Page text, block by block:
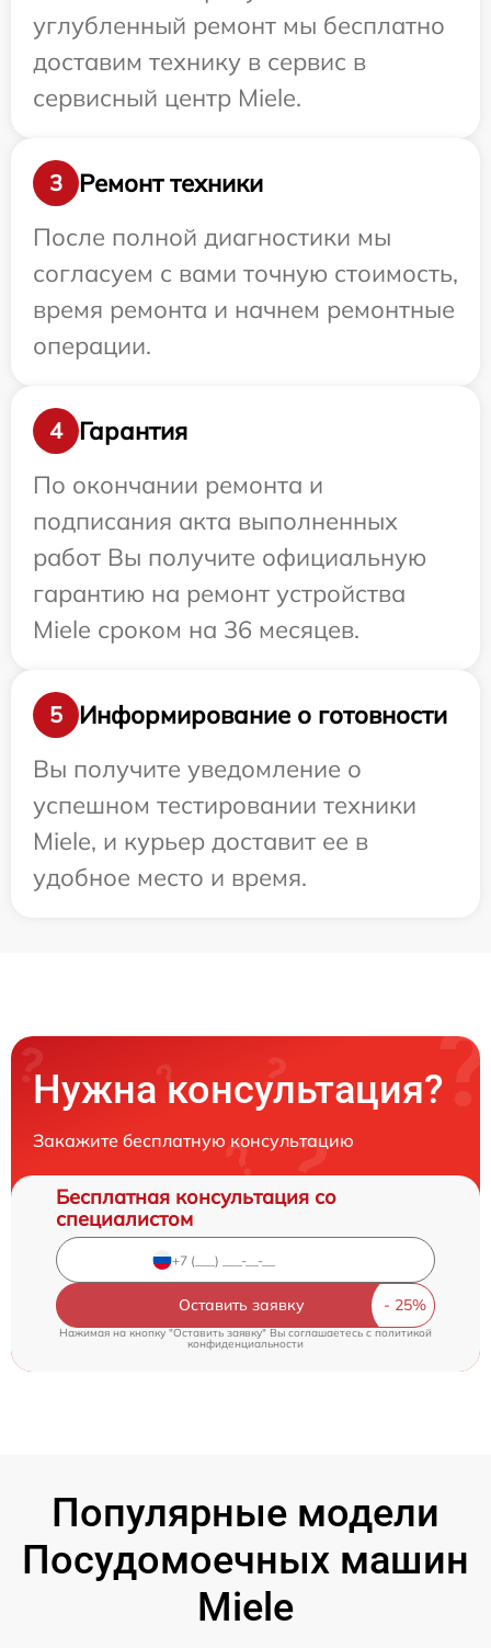
углубленный ремонт мы бесплатно
доставим технику в сервис в
сервисный центр Miele.
3
Ремонт техники
После полной диагностики мы
согласуем с вами точную стоимость,
время ремонта и начнем ремонтные
операции.
4
Гарантия
По окончании ремонта и
подписания акта выполненных
работ Вы получите официальную
гарантию на ремонт устройства
Miele сроком на 36 месяцев.
5
Информирование о готовности
Вы получите уведомление о
успешном тестировании техники
Miele, и курьер доставит ее в
удобное место и время.
Нужна консультация?
Закажите бесплатную консультацию
Бесплатная консультация со
специалистом
Оставить заявку
Нажимая на кнопку "Оставить заявку" Вы соглашаетесь cполитикой
конфиденциальности
Популярные модели
Посудомоечных машин
Miele